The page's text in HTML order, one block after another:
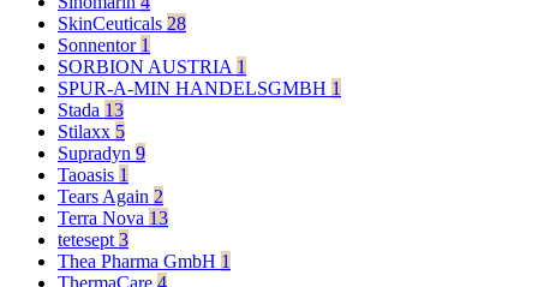
SkinCeuticals 28
Sonnentor 1
SORBION AUSTRIA 1
SPUR-A-MIN HANDELSGMBH 1
Stada 13
Stilaxx 5
Supradyn 9
Taoasis 1
Tears Again 2
Terra Nova 13
tetesept 3
Thea Pharma GmbH 1